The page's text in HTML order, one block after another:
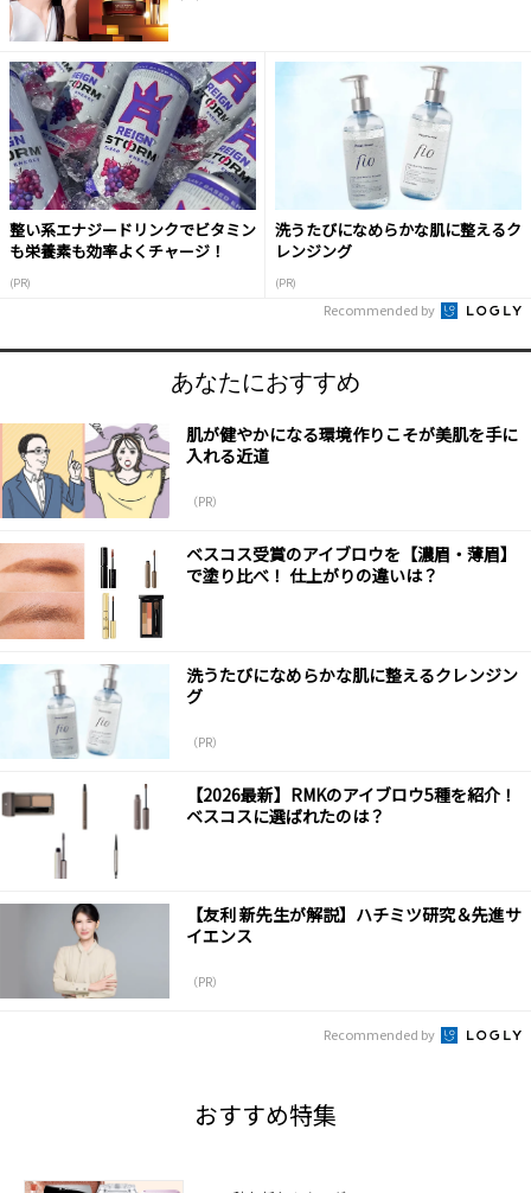
整い系エナジードリンクでビタミン
も栄養素も効率よくチャージ！
(PR)
洗うたびになめらかな肌に整えるク
レンジング
(PR)
Recommended by
あなたにおすすめ
肌が健やかになる環境作りこそが美肌を手に
入れる近道
（PR）
ベスコス受賞のアイブロウを【濃眉・薄眉】
で塗り比べ！ 仕上がりの違いは？
洗うたびになめらかな肌に整えるクレンジン
グ
（PR）
【2026最新】RMKのアイブロウ5種を紹介！
ベスコスに選ばれたのは？
【友利 新先生が解説】ハチミツ研究＆先進サ
イエンス
（PR）
Recommended by
おすすめ特集